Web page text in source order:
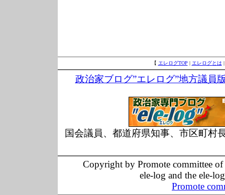
【 エレログTOP | エレログとは
政治家ブログ”エレログ”地方議員
国会議員、都道府県知事、市区町村
Copyright by Promote committee
ele-log and the ele-
Promote